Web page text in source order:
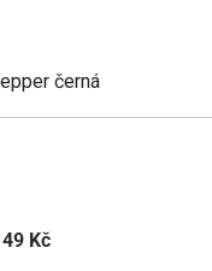
černá
49 Kč